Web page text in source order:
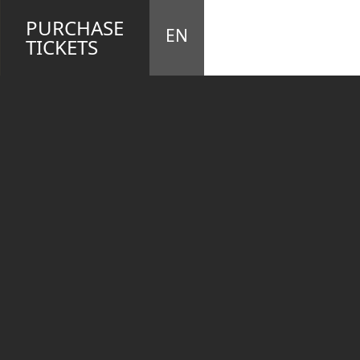
PURCHASE
TICKETS EN